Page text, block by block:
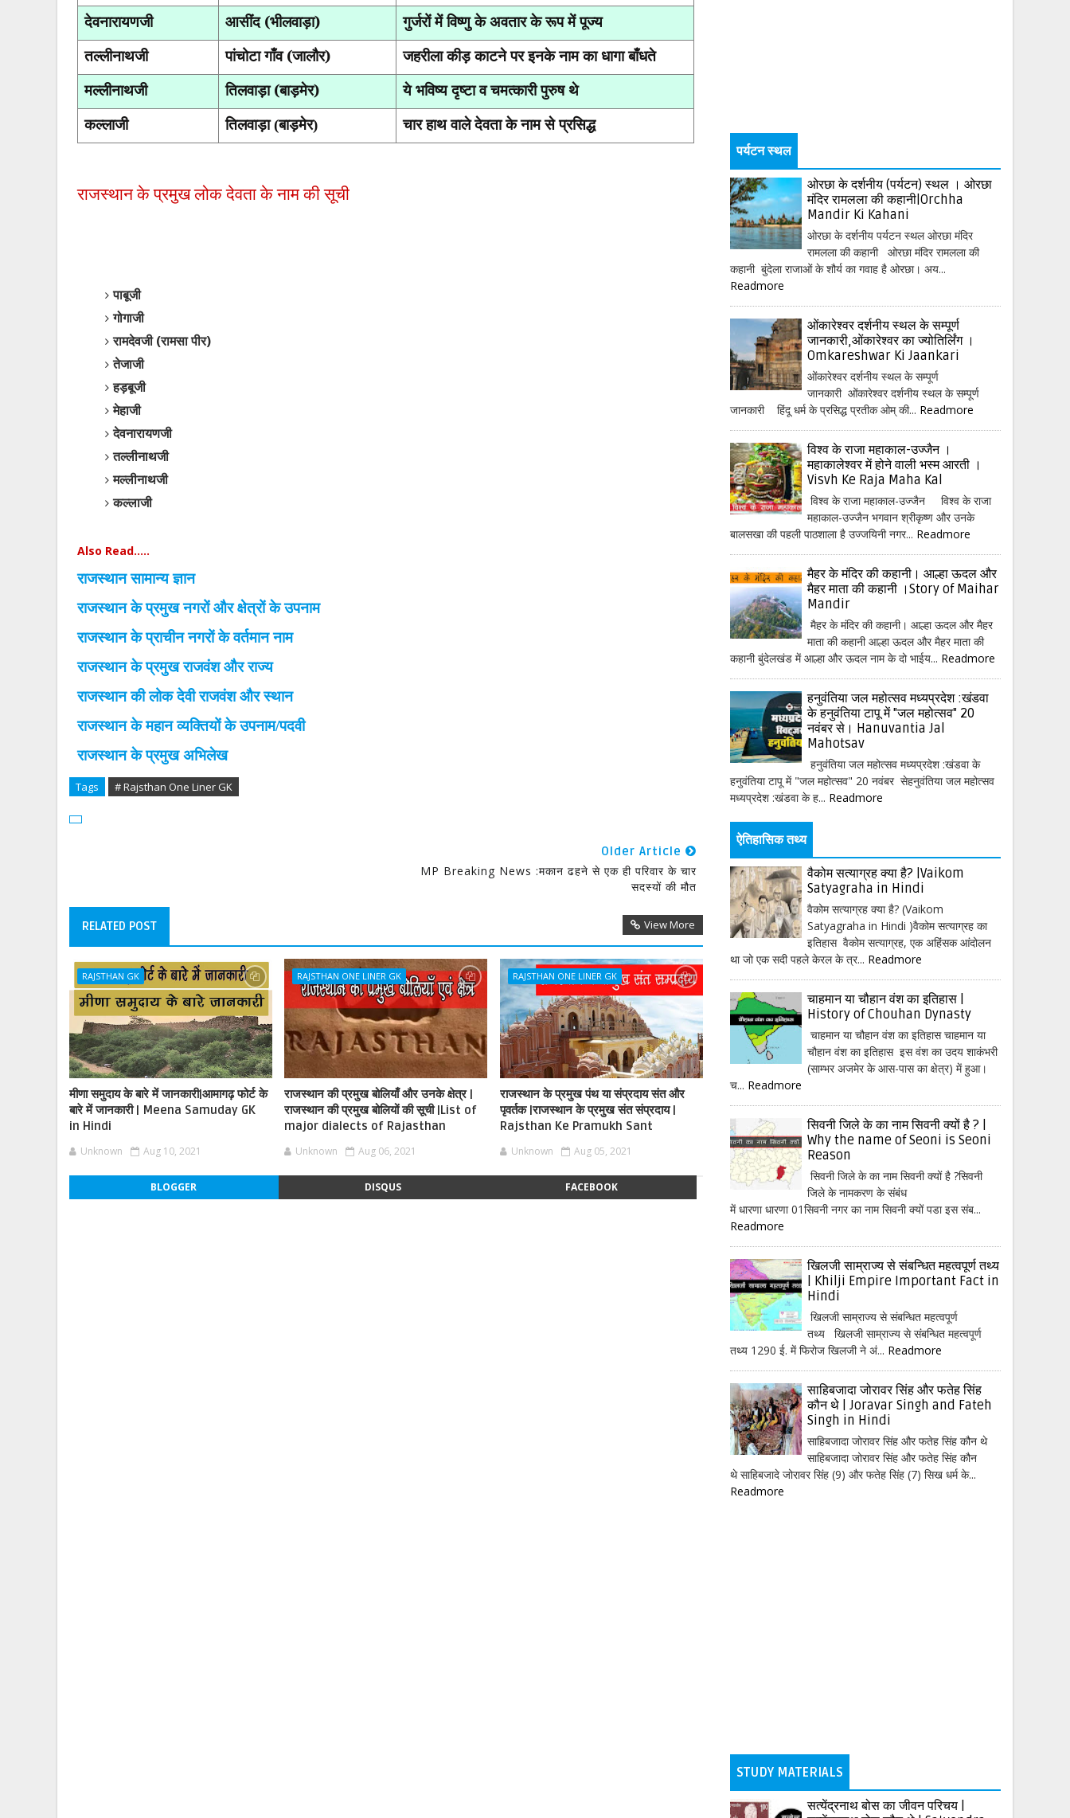
देवनारायणजी
आसींद (भीलवाड़ा)
गुर्जरों में विष्णु के अवतार के रूप में पूज्य
तल्लीनाथजी
पांचोटा गाँव (जालौर)
जहरीला कीड़ काटने पर इनके नाम का धागा बाँधते
मल्लीनाथजी
तिलवाड़ा (बाड़मेर)
ये भविष्य दृष्टा व चमत्कारी पुरुष थे
कल्लाजी
तिलवाड़ा (बाड़मेर) चार हाथ वाले देवता के नाम से प्रसिद्ध
राजस्थान के प्रमुख लोक देवता के नाम की सूची
पाबूजी
गोगाजी
रामदेवजी (रामसा पीर)
तेजाजी
हड़बूजी
मेहाजी
देवनारायणजी
तल्लीनाथजी
मल्लीनाथजी
कल्लाजी
Also Read.....
राजस्थान सामान्य ज्ञान
राजस्थान के प्रमुख नगरों और क्षेत्रों के उपनाम
राजस्थान के प्राचीन नगरों के वर्तमान नाम
राजस्थान के प्रमुख राजवंश और राज्य
राजस्थान की लोक देवी राजवंश और स्थान
राजस्थान के महान व्यक्तियों के उपनाम/पदवी
राजस्थान के प्रमुख अभिलेख
Tags # Rajsthan One Liner GK
Older Article
MP Breaking News :मकान ढहने से एक ही परिवार के चार
सदस्यों की मौत
RELATED POST View More
RAJSTHAN GK
मीणा समुदाय के बारे में जानकारी|आमागढ़ फोर्ट के
बारे में जानकारी | Meena Samuday GK
in Hindi
Unknown Aug 10, 2021
RAJSTHAN ONE LINER GK
राजस्थान की प्रमुख बोलियाँ और उनके क्षेत्र |
राजस्थान की प्रमुख बोलियों की सूची |List of
major dialects of Rajasthan
Unknown Aug 06, 2021
RAJSTHAN ONE LINER GK
राजस्थान के प्रमुख पंथ या संप्रदाय संत और
पृवर्तक |राजस्थान के प्रमुख संत संप्रदाय |
Rajsthan Ke Pramukh Sant
Unknown Aug 05, 2021
BLOGGER DISQUS FACEBOOK
पर्यटन स्थल
ओरछा के दर्शनीय (पर्यटन) स्थल । ओरछा
मंदिर रामलला की कहानी|Orchha
Mandir Ki Kahani
ओरछा के दर्शनीय पर्यटन स्थल ओरछा मंदिर
रामलला की कहानी ओरछा मंदिर रामलला की
कहानी बुंदेला राजाओं के शौर्य का गवाह है ओरछा। अय...
Readmore
ओंकारेश्वर दर्शनीय स्थल के सम्पूर्ण
जानकारी,ओंकारेश्वर का ज्योतिर्लिंग ।
Omkareshwar Ki Jaankari
ओंकारेश्वर दर्शनीय स्थल के सम्पूर्ण
जानकारी ओंकारेश्वर दर्शनीय स्थल के सम्पूर्ण
जानकारी हिंदू धर्म के प्रसिद्ध प्रतीक ओम् की... Readmore
विश्व के राजा महाकाल-उज्जैन ।
महाकालेश्वर में होने वाली भस्म आरती ।
Visvh Ke Raja Maha Kal
विश्व के राजा महाकाल-उज्जैन विश्व के राजा
महाकाल-उज्जैन भगवान श्रीकृष्ण और उनके
बालसखा की पहली पाठशाला है उज्जयिनी नगर... Readmore
मैहर के मंदिर की कहानी। आल्हा ऊदल और
मैहर माता की कहानी ।Story of Maihar
Mandir
मैहर के मंदिर की कहानी। आल्हा ऊदल और मैहर
माता की कहानी आल्हा ऊदल और मैहर माता की
कहानी बुंदेलखंड में आल्हा और ऊदल नाम के दो भाईय... Readmore
हनुवंतिया जल महोत्सव मध्यप्रदेश :खंडवा
के हनुवंतिया टापू में "जल महोत्सव" 20
नवंबर से। Hanuvantia Jal
Mahotsav
हनुवंतिया जल महोत्सव मध्यप्रदेश :खंडवा के
हनुवंतिया टापू में "जल महोत्सव" 20 नवंबर सेहनुवंतिया जल महोत्सव
मध्यप्रदेश :खंडवा के ह... Readmore
ऐतिहासिक तथ्य
वैकोम सत्याग्रह क्या है? |Vaikom
Satyagraha in Hindi
वैकोम सत्याग्रह क्या है? (Vaikom
Satyagraha in Hindi )वैकोम सत्याग्रह का
इतिहास वैकोम सत्याग्रह, एक अहिंसक आंदोलन
था जो एक सदी पहले केरल के त्र... Readmore
चाहमान या चौहान वंश का इतिहास |
History of Chouhan Dynasty
चाहमान या चौहान वंश का इतिहास चाहमान या
चौहान वंश का इतिहास इस वंश का उदय शाकंभरी
(साम्भर अजमेर के आस-पास का क्षेत्र) में हुआ।
च... Readmore
सिवनी जिले के का नाम सिवनी क्यों है ? |
Why the name of Seoni is Seoni
Reason
सिवनी जिले के का नाम सिवनी क्यों है ?सिवनी
जिले के नामकरण के संबंध
में धारणा धारणा 01सिवनी नगर का नाम सिवनी क्यों पडा इस संब...
Readmore
खिलजी साम्राज्य से संबन्धित महत्वपूर्ण तथ्य
| Khilji Empire Important Fact in
Hindi
खिलजी साम्राज्य से संबन्धित महत्वपूर्ण
तथ्य खिलजी साम्राज्य से संबन्धित महत्वपूर्ण
तथ्य 1290 ई. में फिरोज खिलजी ने अं... Readmore
साहिबजादा जोरावर सिंह और फतेह सिंह
कौन थे | Joravar Singh and Fateh
Singh in Hindi
साहिबजादा जोरावर सिंह और फतेह सिंह कौन थे
साहिबजादा जोरावर सिंह और फतेह सिंह कौन
थे साहिबजादे जोरावर सिंह (9) और फतेह सिंह (7) सिख धर्म के...
Readmore
STUDY MATERIALS
सत्येंद्रनाथ बोस का जीवन परिचय |